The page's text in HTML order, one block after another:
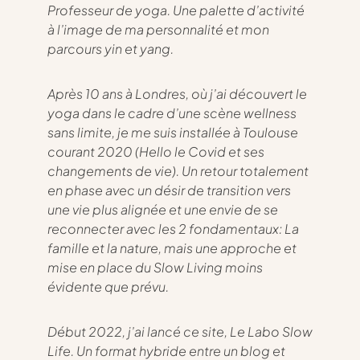
Professeur de yoga. Une palette d’activité
à l’image de ma personnalité et mon
parcours yin et yang.
Après 10 ans à Londres, où j’ai découvert le
yoga dans le cadre d’une scène wellness
sans limite, je me suis installée à Toulouse
courant 2020 (Hello le Covid et ses
changements de vie). Un retour totalement
en phase avec un désir de transition vers
une vie plus alignée et une envie de se
reconnecter avec les 2 fondamentaux: La
famille et la nature, mais une approche et
mise en place duSlow Living moins
évidente que prévu.
Début 2022, j’ai lancé ce site, Le Labo Slow
Life. Un format hybride entre un blog et